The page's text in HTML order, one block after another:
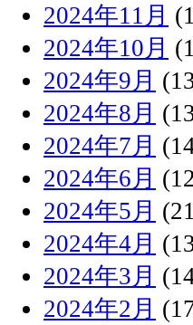
2024年11月
2024年10月
2024年9月
2024年8月
2024年7月
2024年6月
2024年5月
2024年4月
2024年3月
2024年2月